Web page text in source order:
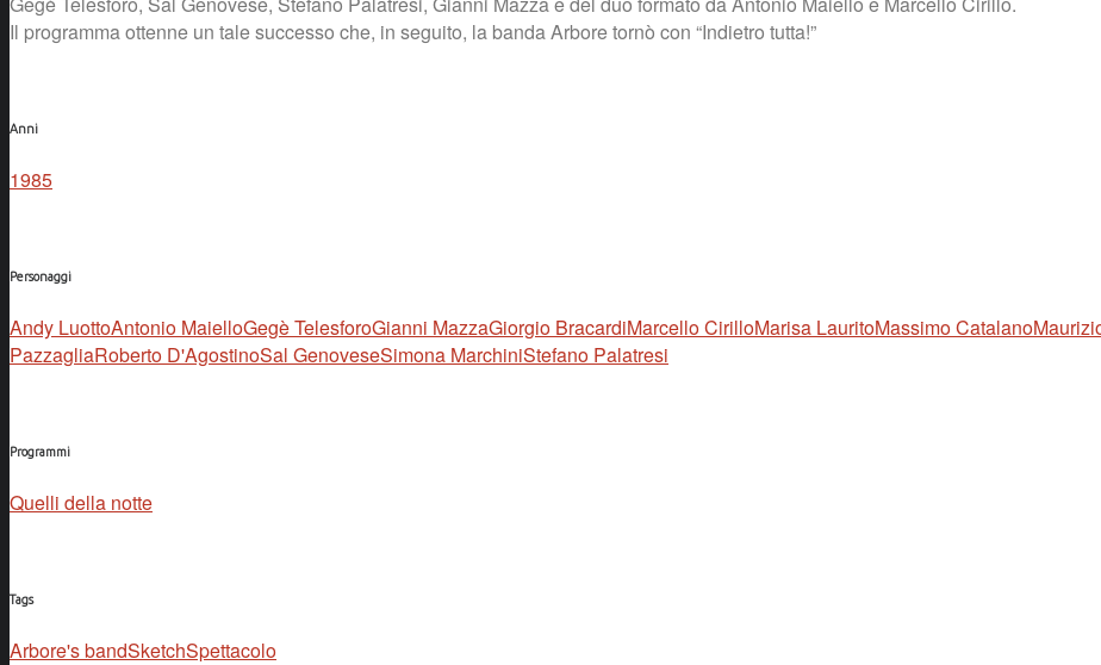
Il programma ottenne un tale successo che, in seguito, la banda Arbore tornò con “Indietro tutta!”
Anni
1985
Personaggi
Andy LuottoAntonio MaielloGegè TelesforoGianni MazzaGiorgio BracardiMarcello CirilloMarisa LauritoMassimo Catalano
PazzagliaRoberto D'AgostinoSal GenoveseSimona MarchiniStefano Palatresi
Programmi
Quelli della notte
Tags
Arbore's bandSketchSpettacolo